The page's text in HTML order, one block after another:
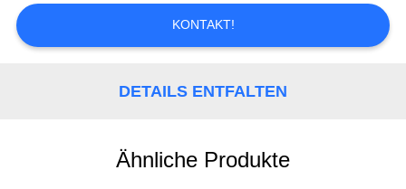
POLICY
KONTAKT!
DETAILS ENTFALTEN
Ähnliche Produkte